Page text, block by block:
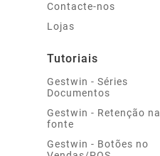
Contacte-nos
Lojas
Tutoriais
Gestwin - Séries
Documentos
Gestwin - Retenção na
fonte
Gestwin - Botões no